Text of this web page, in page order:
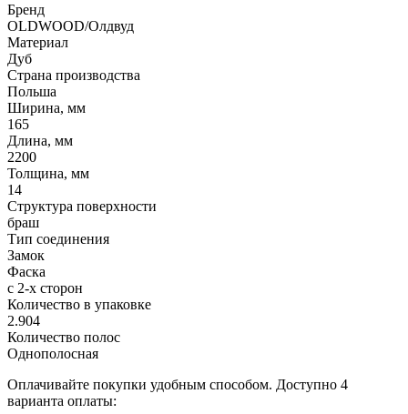
Бренд
OLDWOOD/Олдвуд
Материал
Дуб
Страна производства
Польша
Ширина, мм
165
Длина, мм
2200
Толщина, мм
14
Структура поверхности
браш
Тип соединения
Замок
Фаска
с 2-х сторон
Количество в упаковке
2.904
Количество полос
Однополосная
Оплачивайте покупки удобным способом. Доступно 4
варианта оплаты: